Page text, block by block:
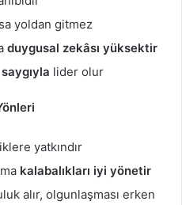
yoldan gitmez
duygusal zekâsı yüksektir
lider olur
yatkındır
kalabalıkları iyi yönetir
alır, olgunlaşması erken